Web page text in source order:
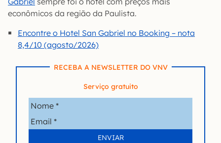
econômicos da região da Paulista.
Encontre o Hotel San Gabriel no Booking – nota
8,4/10 (agosto/2026)
RECEBA A NEWSLETTER DO VNV
Serviço gratuito